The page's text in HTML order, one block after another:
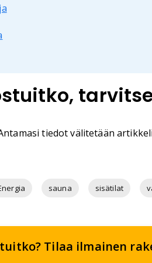
tiedot välitetään
sauna sisätilat
Tilaa ilmainen